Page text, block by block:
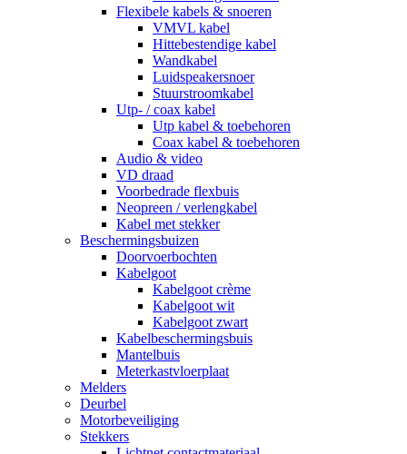
Flexibele kabels & snoeren
VMVL kabel
Hittebestendige kabel
Wandkabel
Luidspeakersnoer
Stuurstroomkabel
Utp- / coax kabel
Utp kabel & toebehoren
Coax kabel & toebehoren
Audio & video
VD draad
Voorbedrade flexbuis
Neopreen / verlengkabel
Kabel met stekker
Beschermingsbuizen
Doorvoerbochten
Kabelgoot
Kabelgoot crème
Kabelgoot wit
Kabelgoot zwart
Kabelbeschermingsbuis
Mantelbuis
Meterkastvloerplaat
Melders
Deurbel
Motorbeveiliging
Stekkers